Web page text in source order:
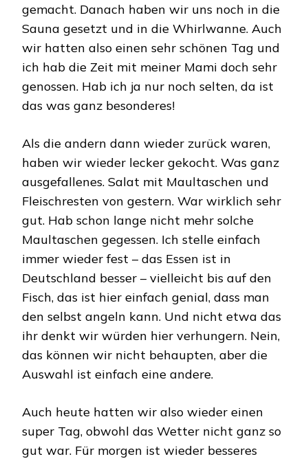
gemacht. Danach haben wir uns noch in die
Sauna gesetzt und in die Whirlwanne. Auch
wir hatten also einen sehr schönen Tag und
ich hab die Zeit mit meiner Mami doch sehr
genossen. Hab ich ja nur noch selten, da ist
das was ganz besonderes!
Als die andern dann wieder zurück waren,
haben wir wieder lecker gekocht. Was ganz
ausgefallenes. Salat mit Maultaschen und
Fleischresten von gestern. War wirklich sehr
gut. Hab schon lange nicht mehr solche
Maultaschen gegessen. Ich stelle einfach
immer wieder fest – das Essen ist in
Deutschland besser – vielleicht bis auf den
Fisch, das ist hier einfach genial, dass man
den selbst angeln kann. Und nicht etwa das
ihr denkt wir würden hier verhungern. Nein,
das können wir nicht behaupten, aber die
Auswahl ist einfach eine andere.
Auch heute hatten wir also wieder einen
super Tag, obwohl das Wetter nicht ganz so
gut war. Für morgen ist wieder besseres